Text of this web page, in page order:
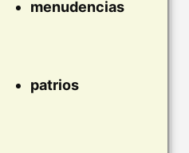
menudencias
patrios